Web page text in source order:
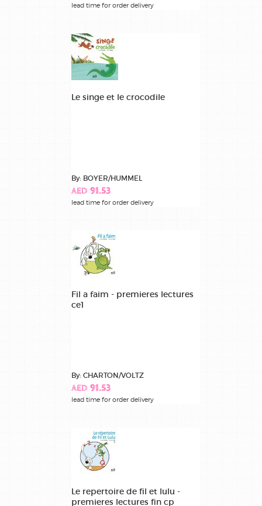
lead time for order delivery
Le singe et le crocodile
By: BOYER/HUMMEL
AED 91.53
lead time for order delivery
Fil a faim - premieres lectures
ce1
By: CHARTON/VOLTZ
AED 91.53
lead time for order delivery
Le repertoire de fil et lulu -
premieres lectures fin cp